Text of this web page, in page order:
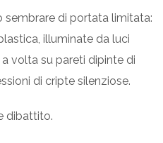
sembrare di portata limitata:
illuminate da luci
volta su pareti dipinte di
di cripte silenziose.
dibattito.